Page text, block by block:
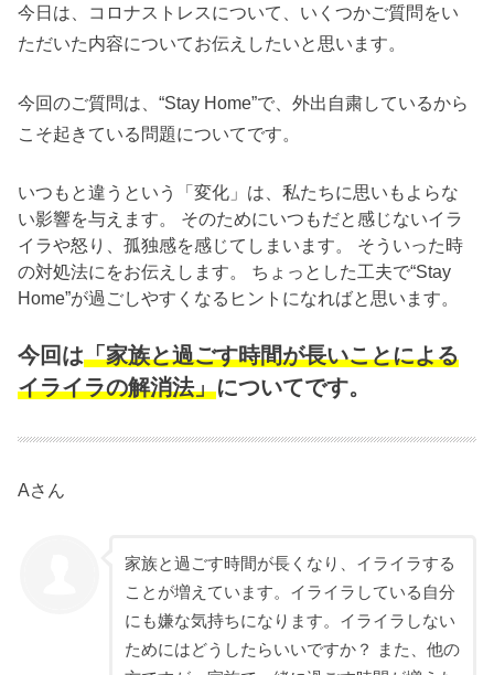
今日は、コロナストレスについて、いくつかご質問をい
ただいた内容についてお伝えしたいと思います。
今回のご質問は、“Stay Home”で、外出自粛しているから
こそ起きている問題についてです。
いつもと違うという「変化」は、私たちに思いもよらな
い影響を与えます。 そのためにいつもだと感じないイラ
イラや怒り、孤独感を感じてしまいます。 そういった時
の対処法にをお伝えします。 ちょっとした工夫で“Stay
Home”が過ごしやすくなるヒントになればと思います。
今回は「家族と過ごす時間が長いことによる
イライラの解消法」についてです。
Aさん
家族と過ごす時間が長くなり、イライラする
ことが増えています。イライラしている自分
にも嫌な気持ちになります。イライラしない
ためにはどうしたらいいですか？ また、他の